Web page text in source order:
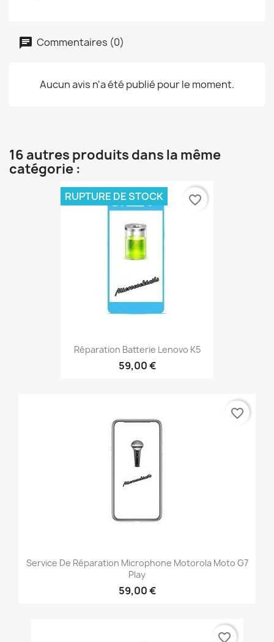
Commentaires (0)
Aucun avis n'a été publié pour le moment.
16 autres produits dans la même
catégorie :
Réparation Batterie Lenovo K5
59,00 €
RUPTURE DE STOCK favorite_border
Service De Réparation Microphone Motorola Moto G7
Play
59,00 €
favorite_border
favorite_border